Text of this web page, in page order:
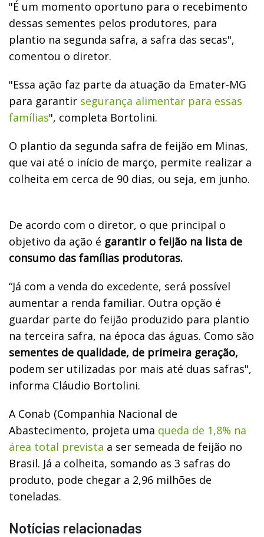
"É um momento oportuno para o recebimento
dessas sementes pelos produtores, para
plantio na segunda safra, a safra das secas",
comentou o diretor.
"Essa ação faz parte da atuação da Emater-MG
para garantir segurança alimentar para essas
famílias", completa Bortolini.
O plantio da segunda safra de feijão em Minas,
que vai até o início de março, permite realizar a
colheita em cerca de 90 dias, ou seja, em junho.
De acordo com o diretor, o que principal o
objetivo da ação é garantir o feijão na lista de
consumo das famílias produtoras.
“Já com a venda do excedente, será possível
aumentar a renda familiar. Outra opção é
guardar parte do feijão produzido para plantio
na terceira safra, na época das águas. Como são
sementes de qualidade, de primeira geração,
podem ser utilizadas por mais até duas safras",
informa Cláudio Bortolini.
A Conab (Companhia Nacional de
Abastecimento, projeta uma queda de 1,8% na
área total prevista a ser semeada de feijão no
Brasil. Já a colheita, somando as 3 safras do
produto, pode chegar a 2,96 milhões de
toneladas.
Notícias relacionadas